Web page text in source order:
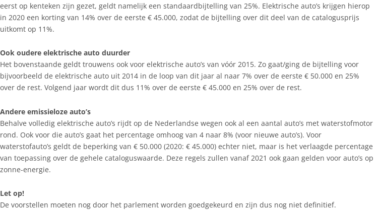
eerst op kenteken zijn gezet, geldt namelijk een standaardbijtelling van 25%. Elektrische auto’s krijgen hierop
in 2020 een korting van 14% over de eerste € 45.000, zodat de bijtelling over dit deel van de catalogusprijs
uitkomt op 11%.
Ook oudere elektrische auto duurder
Het bovenstaande geldt trouwens ook voor elektrische auto’s van vóór 2015. Zo gaat/ging de bijtelling voor
bijvoorbeeld de elektrische auto uit 2014 in de loop van dit jaar al naar 7% over de eerste € 50.000 en 25%
over de rest. Volgend jaar wordt dit dus 11% over de eerste € 45.000 en 25% over de rest.
Andere emissieloze auto’s
Behalve volledig elektrische auto’s rijdt op de Nederlandse wegen ook al een aantal auto’s met waterstofmotor
rond. Ook voor die auto’s gaat het percentage omhoog van 4 naar 8% (voor nieuwe auto’s). Voor
waterstofauto’s geldt de beperking van € 50.000 (2020: € 45.000) echter niet, maar is het verlaagde percentage
van toepassing over de gehele cataloguswaarde. Deze regels zullen vanaf 2021 ook gaan gelden voor auto’s op
zonne-energie.
Let op!
De voorstellen moeten nog door het parlement worden goedgekeurd en zijn dus nog niet definitief.